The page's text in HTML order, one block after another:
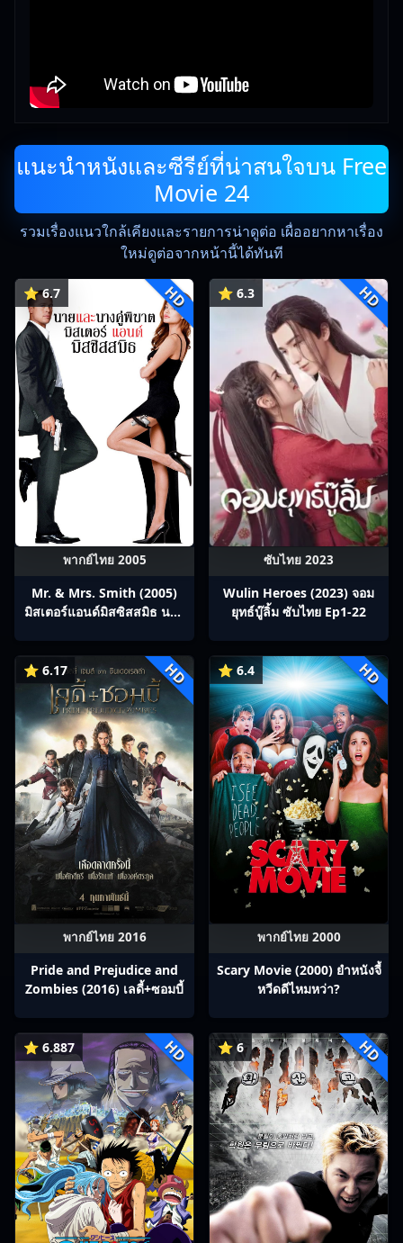
แนะนำหนังและซีรีย์ที่น่าสนใจบน Free
Movie 24
รวมเรื่องแนวใกล้เคียงและรายการน่าดูต่อ เผื่ออยากหาเรื่อง
ใหม่ดูต่อจากหน้านี้ได้ทันที
⭐ 6.7 HD
พากย์ไทย 2005
Mr. & Mrs. Smith (2005)
มิสเตอร์แอนด์มิสซิสสมิธ นาย
⭐ 6.3 HD
ซับไทย 2023
Wulin Heroes (2023) จอม
ยุทธ์บู๊ลิ้ม ซับไทย Ep1-22
⭐ 6.17 HD
พากย์ไทย 2016
Pride and Prejudice and
Zombies (2016) เลดี้+ซอมบี้
⭐ 6.4 HD
พากย์ไทย 2000
Scary Movie (2000) ยำหนังจี้​
หวีดดีไหมหว่า?
⭐ 6.887 HD ⭐ 6 HD